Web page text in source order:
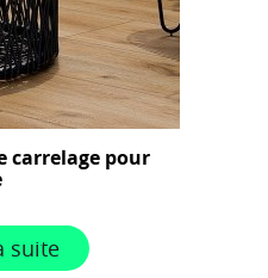
carrelage pour
suite